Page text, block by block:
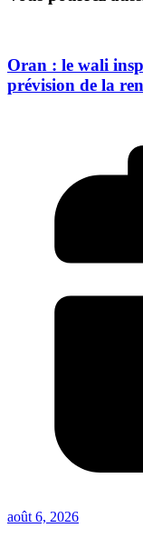
Oran : le wali
prévision de la
août 6, 2026